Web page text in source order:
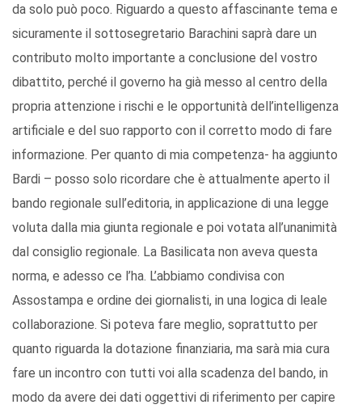
da solo può poco. Riguardo a questo affascinante tema e
sicuramente il sottosegretario Barachini saprà dare un
contributo molto importante a conclusione del vostro
dibattito, perché il governo ha già messo al centro della
propria attenzione i rischi e le opportunità dell’intelligenza
artificiale e del suo rapporto con il corretto modo di fare
informazione. Per quanto di mia competenza- ha aggiunto
Bardi – posso solo ricordare che è attualmente aperto il
bando regionale sull’editoria, in applicazione di una legge
voluta dalla mia giunta regionale e poi votata all’unanimità
dal consiglio regionale. La Basilicata non aveva questa
norma, e adesso ce l’ha. L’abbiamo condivisa con
Assostampa e ordine dei giornalisti, in una logica di leale
collaborazione. Si poteva fare meglio, soprattutto per
quanto riguarda la dotazione finanziaria, ma sarà mia cura
fare un incontro con tutti voi alla scadenza del bando, in
modo da avere dei dati oggettivi di riferimento per capire